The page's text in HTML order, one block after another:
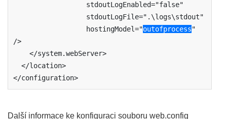
stdoutLogEnabled="false"
stdoutLogFile=".\logs\stdout"
hostingModel="outofprocess"
/>
</system.webServer>
</location>
</configuration>
Další informace ke konfiguraci souboru web.config